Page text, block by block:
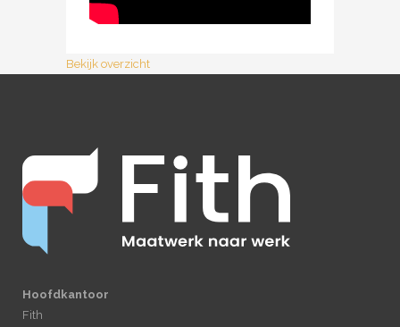
Bekijk overzicht
Hoofdkantoor
Fith